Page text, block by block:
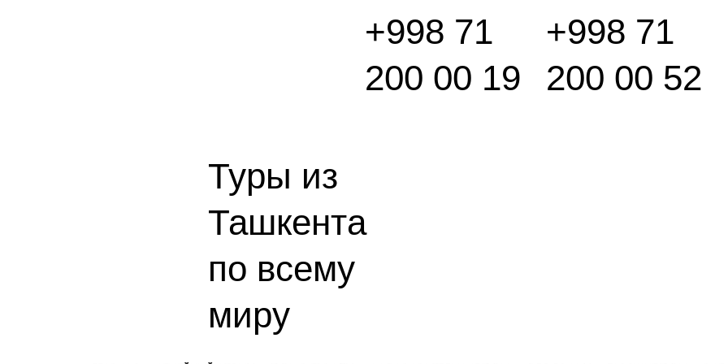
+998 71
200 00 19
+998 71
200 00 52
Туры из
Ташкента
по всему
миру